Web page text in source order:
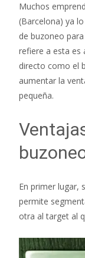
Muchos
(Barcelona) ya
de buzoneo
refiere a esta es
directo como el
aumentar la
pequeña.
En primer lugar,
permite
otra al target al